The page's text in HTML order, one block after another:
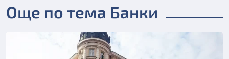
Още по тема Банки